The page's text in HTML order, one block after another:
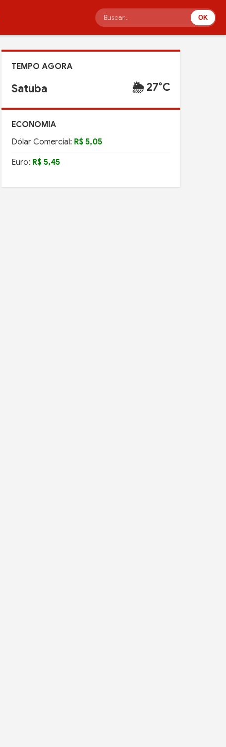
OK
TEMPO AGORA
Satuba 🌦️ 27°C
ECONOMIA
Dólar Comercial: R$ 5,05
Euro: R$ 5,45